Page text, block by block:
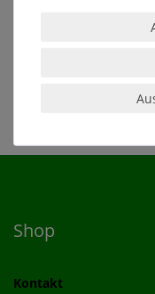
Michel Ofenschwarz
Poliermittel zur Pflege
(Herdplatten, Öfen,
Shop
Kontakt